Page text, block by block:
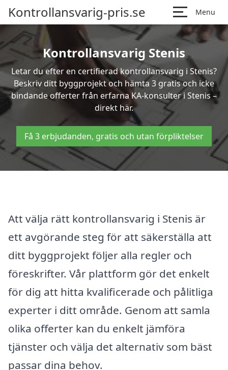
Kontrollansvarig-pris.se Menu
Kontrollansvarig Stenis
Letar du efter en certifierad kontrollansvarig i Stenis?
Beskriv ditt byggprojekt och hämta 3 gratis och icke
bindande offerter från erfarna KA-konsulter i Stenis –
direkt här.
Få 3 erbjudanden, gratis och utan förpliktelser
Att välja rätt kontrollansvarig i Stenis är
ett avgörande steg för att säkerställa att
ditt byggprojekt följer alla regler och
föreskrifter. Vår plattform gör det enkelt
för dig att hitta kvalificerade och pålitliga
experter i ditt område. Genom att samla
olika offerter kan du enkelt jämföra
tjänster och välja det alternativ som bäst
passar dina behov.